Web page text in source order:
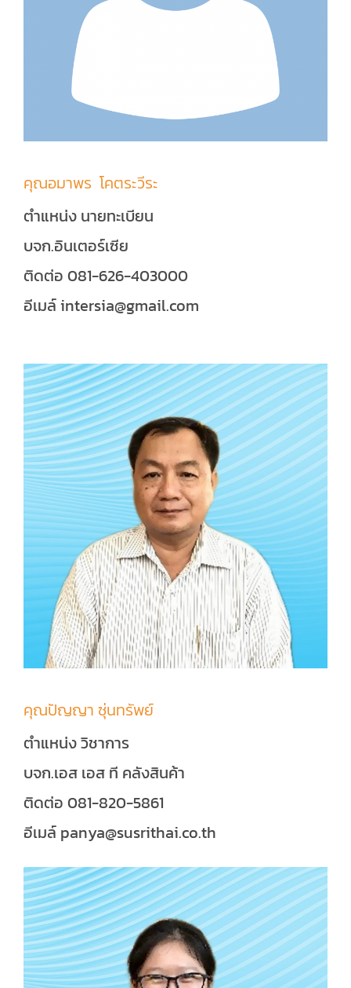
คุณอมาพร โคตระวีระ
ตำแหน่ง นายทะเบียน
บจก.อินเตอร์เซีย
ติดต่อ 081-626-403000
อีเมล์ intersia@gmail.com
คุณปัญญา ซุ่นทรัพย์
ตำแหน่ง วิชาการ
บจก.เอส เอส ที คลังสินค้า
ติดต่อ 081-820-5861
อีเมล์ panya@susrithai.co.th